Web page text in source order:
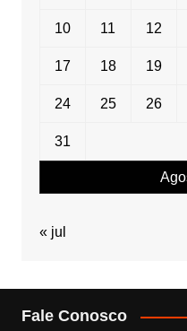
10 11 12
17 18 19
24 25 26
31
« jul
Fale Conosco